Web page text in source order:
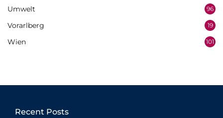
Umwelt 96
Vorarlberg 19
Wien 101
Recent Posts